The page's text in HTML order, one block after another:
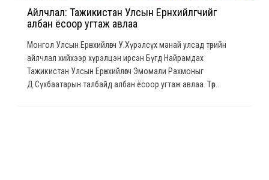
Айлчлал: Тажикистан Улсын Ерөнхийлөгчийг
албан ёсоор угтаж авлаа
Монгол Улсын Ерөнхийлөгч У.Хүрэлсүх манай улсад төрийн
айлчлал хийхээр хүрэлцэн ирсэн Бүгд Найрамдах
Тажикистан Улсын Ерөнхийлөгч Эмомали Рахмоныг
Д.Сүхбаатарын талбайд албан ёсоор угтаж авлаа. Төр...